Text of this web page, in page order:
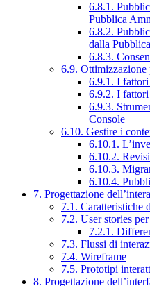
6.8.1.
Pubblica
6.8.2.
dalla
6.8.3.
6.9.
6.9.1. I fattori
6.9.2. I fattori
6.9.3.
Console
6.10. Gestire i
6.10.1.
6.10.2.
6.10.3.
6.10.4.
7. Progettazione
7.1. Caratteristiche
7.2. User stories
7.2.1.
7.3. Flussi di
7.4. Wireframe
7.5. Prototipi
8. Progettazione